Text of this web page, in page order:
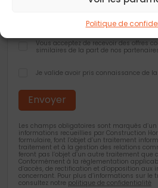
Politique de
similaires de la part de Construction
Vous acceptez de recevoir des offres
similaires de la part de nos
Je valide avoir pris connaissance de la
Les champs obligatoires sont marqués
informations recueillies par Construction
formulaire, font l’objet d’un traitement
traitement et à la gestion des relations
feront pas l’objet d’un autre traitement que
Conformément à la règlementation
d’accès, de rectification et d’opposition aux
concernant. Pour plus d’informations sur le
consultez notre politique de confidentialité